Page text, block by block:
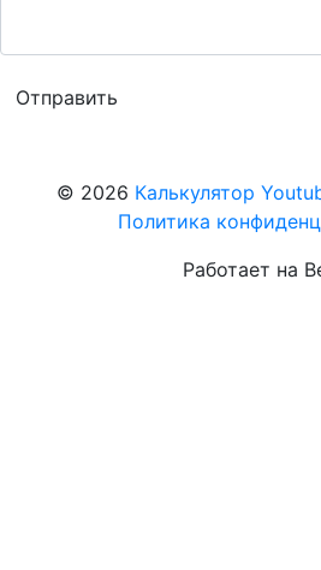
© 2026 Калькулятор
Политика
Работает на